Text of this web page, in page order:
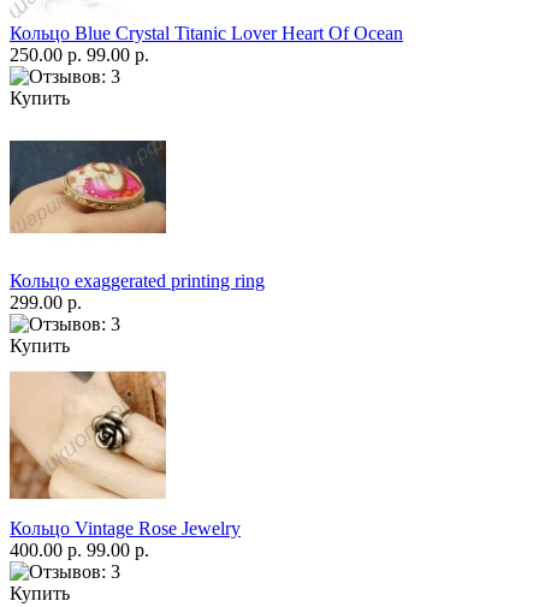
Кольцо Blue Crystal Titanic Lover Heart Of Ocean
250.00 р. 99.00 р.
Купить
Кольцо exaggerated printing ring
299.00 р.
Купить
Кольцо Vintage Rose Jewelry
400.00 р. 99.00 р.
Купить